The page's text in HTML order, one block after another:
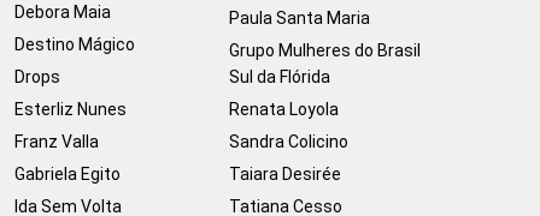
Debora Maia
Destino Mágico
Drops
Esterliz Nunes
Franz Valla
Gabriela Egito
Ida Sem Volta
Paula Santa Maria
Grupo Mulheres do Brasil
Sul da Flórida
Renata Loyola
Sandra Colicino
Taiara Desirée
Tatiana Cesso